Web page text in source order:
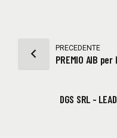
PRECEDENTE
PREMIO AIB
DGS SRL -